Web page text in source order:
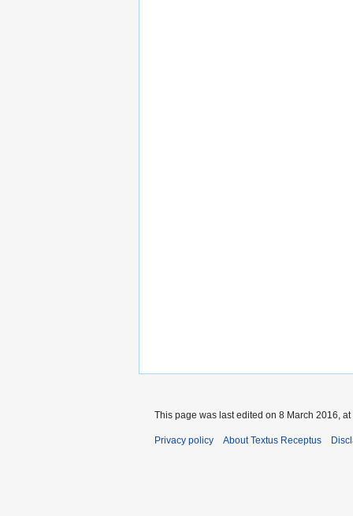
This page was last edited on 8 March 2016, at
Privacy policy About Textus Receptus